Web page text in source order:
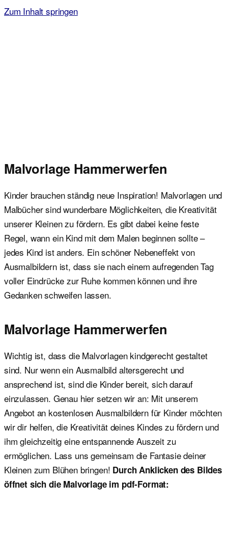
Zum Inhalt springen
Malvorlage Hammerwerfen
Kinder brauchen ständig neue Inspiration! Malvorlagen und
Malbücher sind wunderbare Möglichkeiten, die Kreativität
unserer Kleinen zu fördern. Es gibt dabei keine feste
Regel, wann ein Kind mit dem Malen beginnen sollte –
jedes Kind ist anders. Ein schöner Nebeneffekt von
Ausmalbildern ist, dass sie nach einem aufregenden Tag
voller Eindrücke zur Ruhe kommen können und ihre
Gedanken schweifen lassen.
Malvorlage Hammerwerfen
Wichtig ist, dass die Malvorlagen kindgerecht gestaltet
sind. Nur wenn ein Ausmalbild altersgerecht und
ansprechend ist, sind die Kinder bereit, sich darauf
einzulassen. Genau hier setzen wir an: Mit unserem
Angebot an kostenlosen Ausmalbildern für Kinder möchten
wir dir helfen, die Kreativität deines Kindes zu fördern und
ihm gleichzeitig eine entspannende Auszeit zu
ermöglichen. Lass uns gemeinsam die Fantasie deiner
Kleinen zum Blühen bringen! Durch Anklicken des Bildes
öffnet sich die Malvorlage im pdf-Format: